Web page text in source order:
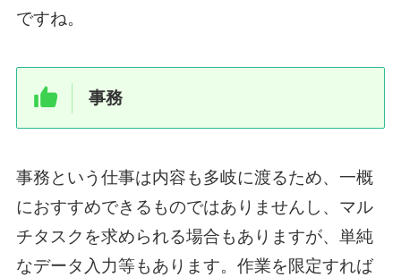
ですね。
事務
事務という仕事は内容も多岐に渡るため、一概
におすすめできるものではありませんし、マル
チタスクを求められる場合もありますが、単純
なデータ入力等もあります。作業を限定すれば